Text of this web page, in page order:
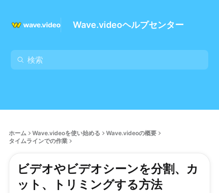
Wave.videoヘルプセンター
ホーム Wave.videoを使い始める
Wave.videoの概要
タイムラインでの作業
ビデオやビデオシーンを分割、カ
ット、トリミングする方法